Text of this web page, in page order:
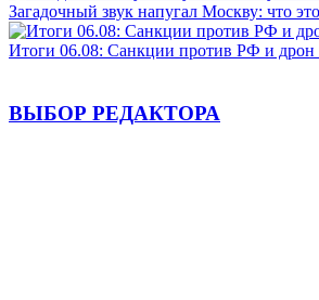
Загадочный звук напугал Москву: что
Итоги 06.08: Санкции против РФ и дрон
ВЫБОР РЕДАКТОРА